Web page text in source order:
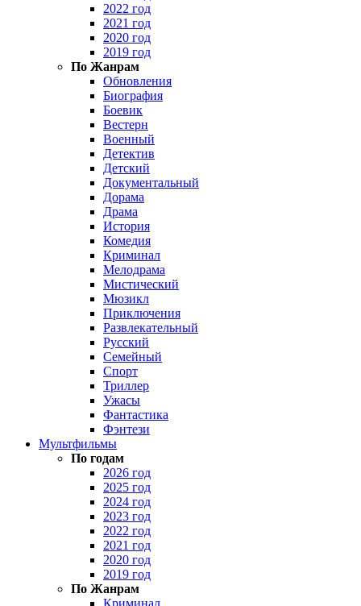
2022 год
2021 год
2020 год
2019 год
По Жанрам
Обновления
Биография
Боевик
Вестерн
Военный
Детектив
Детский
Документальный
Дорама
Драма
История
Комедия
Криминал
Мелодрама
Мистический
Мюзикл
Приключения
Развлекательный
Русский
Семейный
Спорт
Триллер
Ужасы
Фантастика
Фэнтези
Мультфильмы
По годам
2026 год
2025 год
2024 год
2023 год
2022 год
2021 год
2020 год
2019 год
По Жанрам
Криминал